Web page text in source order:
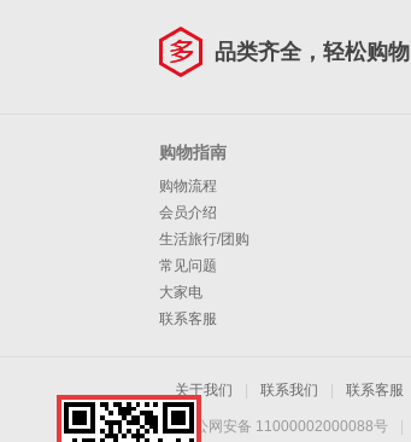
品类齐全，轻松购物
购物指南
购物流程
会员介绍
生活旅行/团购
常见问题
大家电
联系客服
关于我们 联系我们 联系客服
京公网安备 11000002000088号